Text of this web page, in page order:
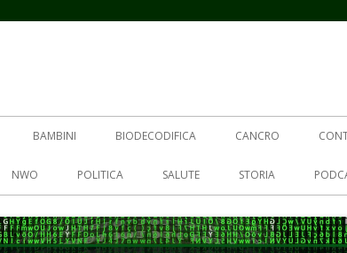
BAMBINI BIODECODIFICA CANCRO
NWO POLITICA SALUTE STORIA